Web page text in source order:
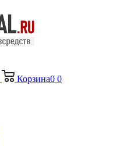
Корзина0 0